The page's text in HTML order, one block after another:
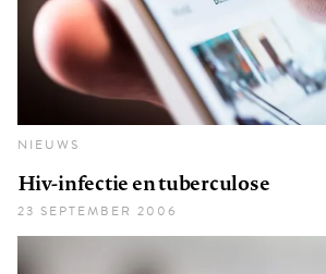
NIEUWS
Hiv-infectie en tuberculose
23 SEPTEMBER 2006